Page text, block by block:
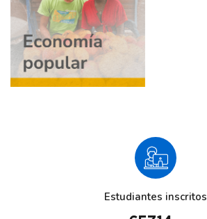
Estudiantes inscritos